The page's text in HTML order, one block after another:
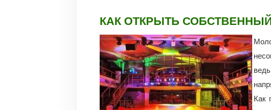
КАК ОТКРЫТЬ
Как